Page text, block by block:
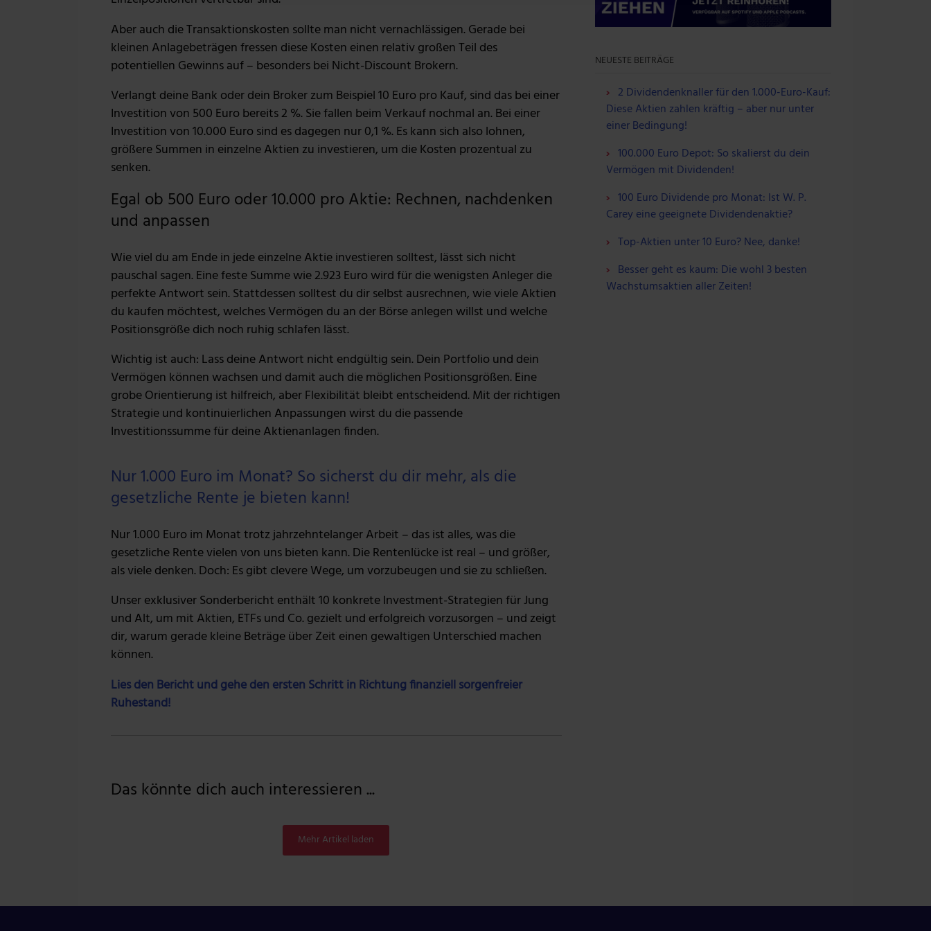
möglicherweise mit weiteren Daten zusammen, die du ihnen bereitgestellt hast oder die sie im Rahmen deiner Nutzung
der Dienste gesammelt haben.
Aber auch die Transaktionskosten sollte man nicht vernachlässigen. Gerade bei
kleinen Anlagebeträgen fressen diese Kosten einen relativ großen Teil des
potentiellen Gewinns auf – besonders bei Nicht-Discount Brokern.
Verlangt deine Bank oder dein Broker zum Beispiel 10 Euro pro Kauf, sind das bei einer
Investition von 500 Euro bereits 2 %. Sie fallen beim Verkauf nochmal an. Bei einer
Investition von 10.000 Euro sind es dagegen nur 0,1 %. Es kann sich also lohnen,
größere Summen in einzelne Aktien zu investieren, um die Kosten prozentual zu
senken.
Egal ob 500 Euro oder 10.000 pro Aktie: Rechnen, nachdenken
und anpassen
Wie viel du am Ende in jede einzelne Aktie investieren solltest, lässt sich nicht
pauschal sagen. Eine feste Summe wie 2.923 Euro wird für die wenigsten Anleger die
perfekte Antwort sein. Stattdessen solltest du dir selbst ausrechnen, wie viele Aktien
du kaufen möchtest, welches Vermögen du an der Börse anlegen willst und welche
Positionsgröße dich noch ruhig schlafen lässt.
Wichtig ist auch: Lass deine Antwort nicht endgültig sein. Dein Portfolio und dein
Vermögen können wachsen und damit auch die möglichen Positionsgrößen. Eine
grobe Orientierung ist hilfreich, aber Flexibilität bleibt entscheidend. Mit der richtigen
Strategie und kontinuierlichen Anpassungen wirst du die passende
Investitionssumme für deine Aktienanlagen finden.
Nur 1.000 Euro im Monat? So sicherst du dir mehr, als die
gesetzliche Rente je bieten kann!
Nur 1.000 Euro im Monat trotz jahrzehntelanger Arbeit – das ist alles, was die
gesetzliche Rente vielen von uns bieten kann. Die Rentenlücke ist real – und größer,
als viele denken. Doch: Es gibt clevere Wege, um vorzubeugen und sie zu schließen.
Unser exklusiver Sonderbericht enthält 10 konkrete Investment-Strategien für Jung
und Alt, um mit Aktien, ETFs und Co. gezielt und erfolgreich vorzusorgen – und zeigt
dir, warum gerade kleine Beträge über Zeit einen gewaltigen Unterschied machen
können.
Lies den Bericht und gehe den ersten Schritt in Richtung finanziell sorgenfreier
Ruhestand!
Das könnte dich auch interessieren ...
Mehr Artikel laden
NEUESTE BEITRÄGE
2 Dividendenknaller für den 1.000-Euro-Kauf:
Diese Aktien zahlen kräftig – aber nur unter
einer Bedingung!
100.000 Euro Depot: So skalierst du dein
Vermögen mit Dividenden!
100 Euro Dividende pro Monat: Ist W. P.
Carey eine geeignete Dividendenaktie?
Top-Aktien unter 10 Euro? Nee, danke!
Besser geht es kaum: Die wohl 3 besten
Wachstumsaktien aller Zeiten!